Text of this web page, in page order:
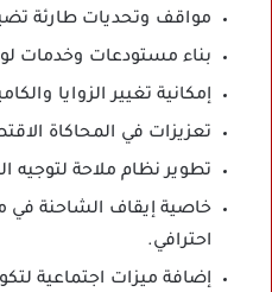
مواقف وتحديات طارئة
بناء مستودعات وخدمات
إمكانية تغيير الزوايا
تعزيزات في المحاكاة
تطوير نظام ملاحة لتوجيه
خاصية إيقاف الشاحنة
احترافي.
إضافة ميزات اجتماعية